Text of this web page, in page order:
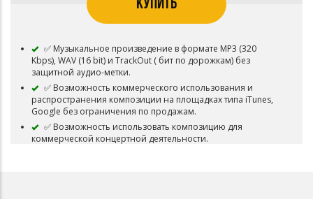
КУПИТЬ
✅ Музыкальное произведение в формате MP3 (320
Kbps), WAV (16 bit) и TrackOut ( бит по дорожкам) без
защитной аудио-метки.
✅ Возможность коммерческого использования и
распространения композиции на площадках типа iTunes,
Google без ограничения по продажам.
✅ Возможность использовать композицию для
коммерческой концертной деятельности.